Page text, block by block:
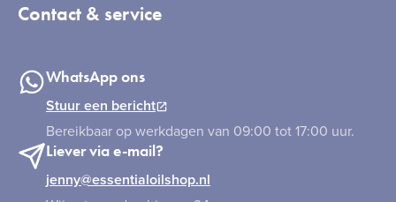
Contact & service
WhatsApp ons
Stuur een bericht
Bereikbaar op werkdagen van 09:00 tot 17:00 uur.
Liever via e-mail?
jenny@essentialoilshop.nl